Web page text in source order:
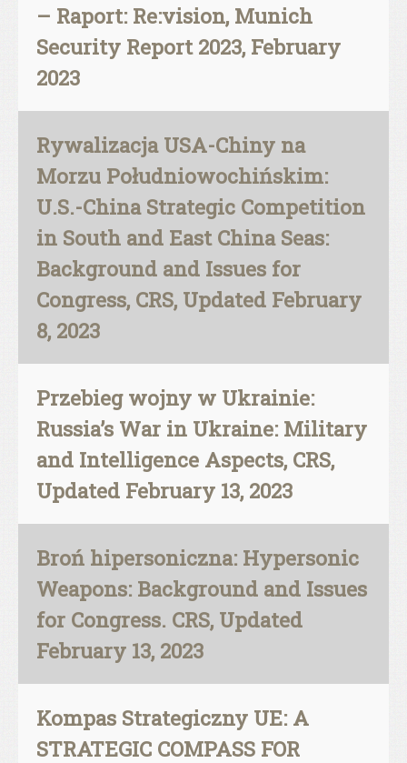
– Raport: Re:vision, Munich
Security Report 2023, February
2023
Rywalizacja USA-Chiny na
Morzu Południowochińskim:
U.S.-China Strategic Competition
in South and East China Seas:
Background and Issues for
Congress, CRS, Updated February
8, 2023
Przebieg wojny w Ukrainie:
Russia’s War in Ukraine: Military
and Intelligence Aspects, CRS,
Updated February 13, 2023
Broń hipersoniczna: Hypersonic
Weapons: Background and Issues
for Congress. CRS, Updated
February 13, 2023
Kompas Strategiczny UE: A
STRATEGIC COMPASS FOR